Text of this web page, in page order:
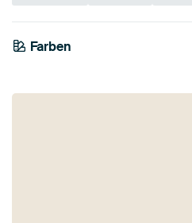
Farben
Teal
Braun
Orange